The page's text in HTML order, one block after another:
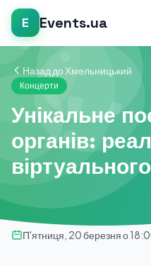
E Events.ua
Назад до Хмельницький
Концерти
Унікальне
органів:
віртуального
П'ятниця, 20 березня о